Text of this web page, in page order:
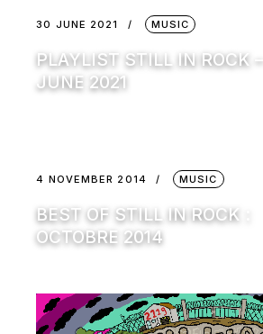
30 JUNE 2021 MUSIC
PLAYLIST STILL IN ROCK –
JUNE 2021
4 NOVEMBER 2014 MUSIC
BEST OF STILL IN ROCK :
OCTOBRE 2014